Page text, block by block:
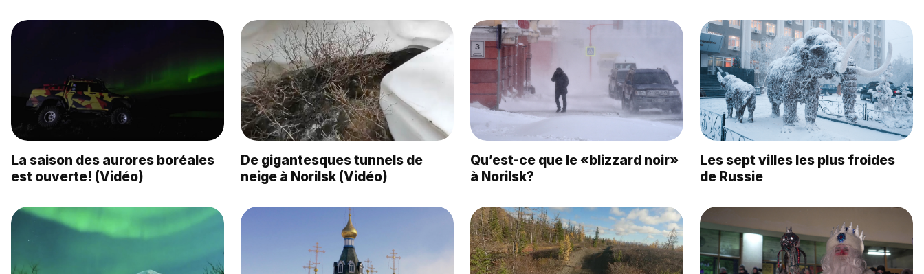
La saison des aurores boréales
est ouverte! (Vidéo)
De gigantesques tunnels de
neige à Norilsk (Vidéo)
Qu’est-ce que le «blizzard noir»
à Norilsk?
Les sept villes les plus froides
de Russie